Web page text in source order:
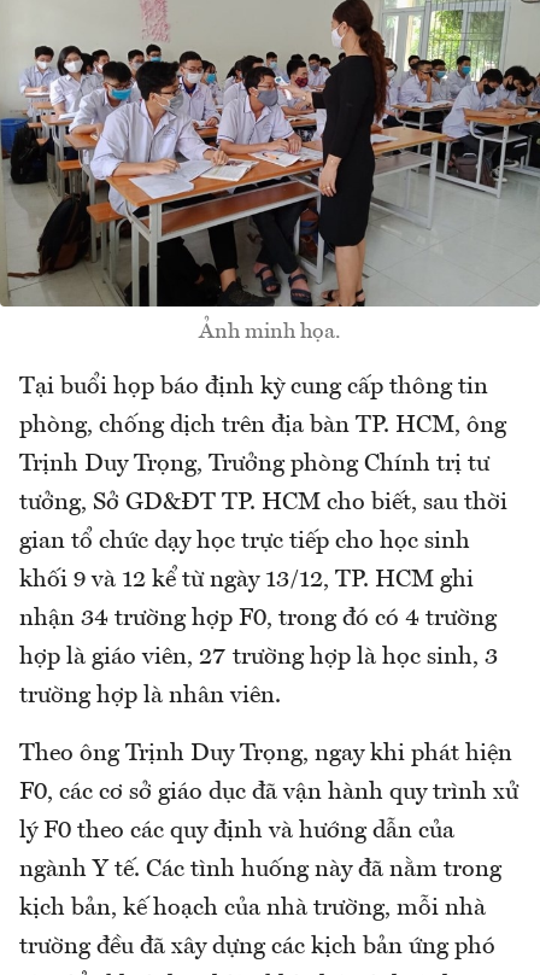
Ảnh minh họa.
Tại buổi họp báo định kỳ cung cấp thông tin
phòng, chống dịch trên địa bàn TP. HCM, ông
Trịnh Duy Trọng, Trưởng phòng Chính trị tư
tưởng, Sở GD&ĐT TP. HCM cho biết, sau thời
gian tổ chức dạy học trực tiếp cho học sinh
khối 9 và 12 kể từ ngày 13/12, TP. HCM ghi
nhận 34 trường hợp F0, trong đó có 4 trường
hợp là giáo viên, 27 trường hợp là học sinh, 3
trường hợp là nhân viên.
Theo ông Trịnh Duy Trọng, ngay khi phát hiện
F0, các cơ sở giáo dục đã vận hành quy trình xử
lý F0 theo các quy định và hướng dẫn của
ngành Y tế. Các tình huống này đã nằm trong
kịch bản, kế hoạch của nhà trường, mỗi nhà
trường đều đã xây dựng các kịch bản ứng phó